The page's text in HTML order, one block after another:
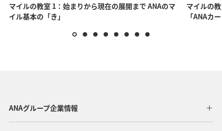
マイルの教室 1：始まりから現在の展開まで ANAのマ
イル基本の「き」
マイルの
「ANAカ
ANAグループ企業情報